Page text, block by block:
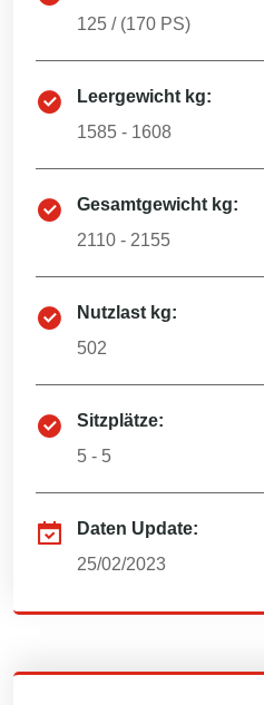
125 / (170 PS)
Leergewicht kg:
1585 - 1608
Gesamtgewicht kg:
2110 - 2155
Nutzlast kg:
502
Sitzplätze:
5 - 5
Daten Update:
25/02/2023